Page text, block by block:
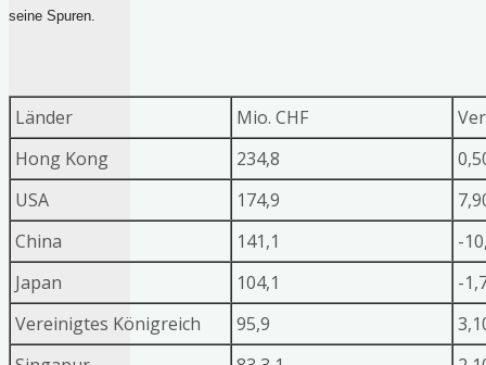
seine Spuren.
Länder Mio. CHF
Hong Kong
234,8
USA
174,9
China
141,1
-
Japan
104,1
-
Vereinigtes Königreich
95,9